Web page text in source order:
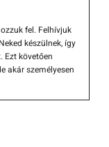
fel. Felhívjuk
készülnek, így
Ezt követően
akár személyesen